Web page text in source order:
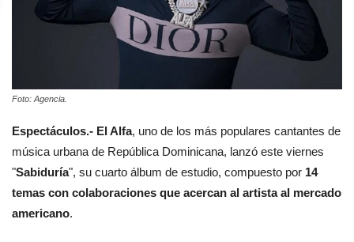
Foto: Agencia.
Espectáculos.- El Alfa, uno de los más populares cantantes de
música urbana de República Dominicana, lanzó este viernes
"Sabiduría", su cuarto álbum de estudio, compuesto por 14
temas con colaboraciones que acercan al artista al mercado
americano.